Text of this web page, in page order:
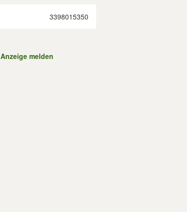
3398015350
Anzeige melden